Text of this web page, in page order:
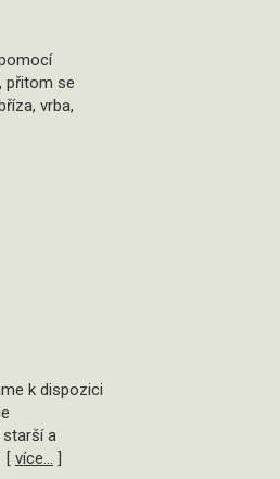
přitom se
vrba,
k dispozici
starší a
[ více... ]